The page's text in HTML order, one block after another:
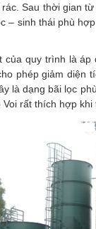
Sau thời gian
– sinh thái phù
quy trình là
phép giảm
là dạng bãi lọc
rất thích hợp